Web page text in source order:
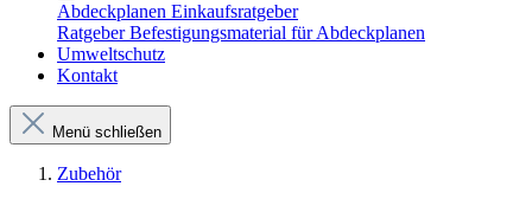
Abdeckplanen Einkaufsratgeber
Ratgeber Befestigungsmaterial für Abdeckplanen
Umweltschutz
Kontakt
Menü schließen
Zubehör